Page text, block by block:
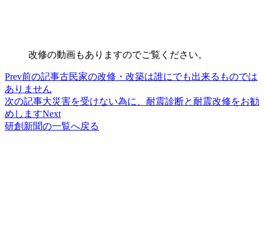
改修の動画もありますのでご覧ください。
Prev前の記事古民家の改修・改築は誰にでも出来るものでは
ありません
次の記事大災害を受けない為に、耐震診断と耐震改修をお勧
めしますNext
研創新聞の一覧へ戻る